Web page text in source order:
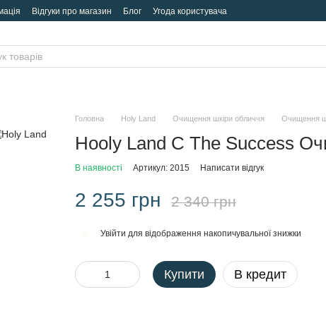
Відгуки про магазин Блог Угода користувача
Головна Holy Land Очищення шкіри обличчя Очищення
Hooly Land C The Success
В наявності Артикул: 2015 Написати відгук
2 255 грн 2 340 грн
Увійти для відображення накопичувальної знижки
Купити В кредит